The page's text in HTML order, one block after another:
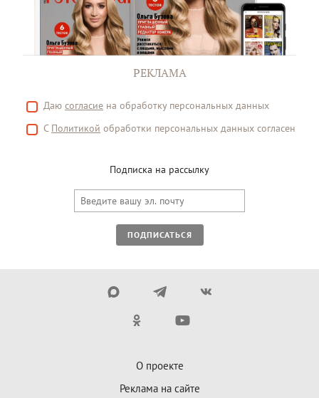
РЕКЛАМА
Даю согласие на обработку персональных данных
С Политикой обработки персональных данных согласен
Подписка на рассылку
ПОДПИСАТЬСЯ
О проекте
Реклама на сайте